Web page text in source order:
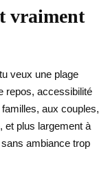
vraiment
veux une plage
repos, accessibilité
aux couples,
et plus largement à
ambiance trop